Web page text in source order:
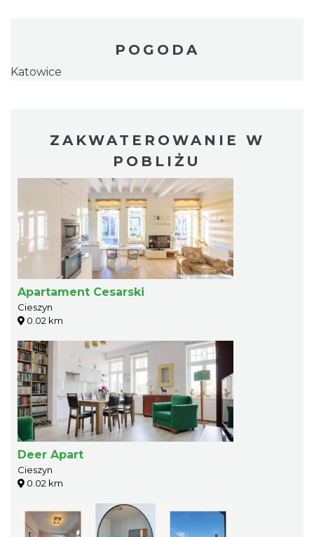
POGODA
Katowice
ZAKWATEROWANIE W
POBLIŻU
Apartament Cesarski
Cieszyn
0.02 km
Deer Apart
Cieszyn
0.02 km